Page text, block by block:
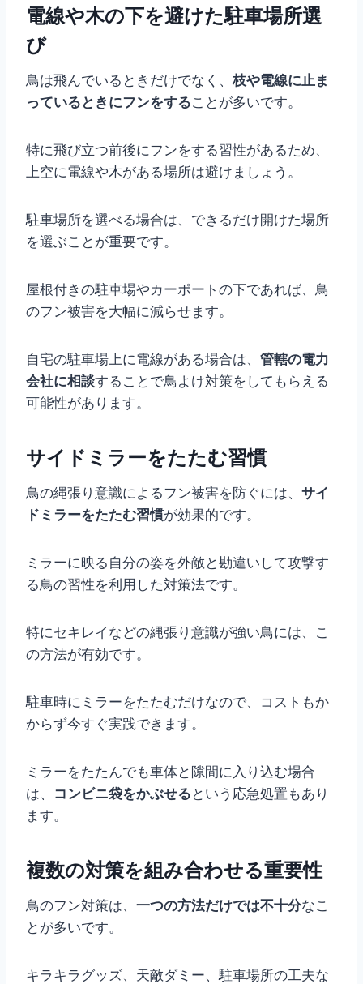
電線や木の下を避けた駐車場所選
び
鳥は飛んでいるときだけでなく、 枝や電線に止ま
っているときにフンをすることが多いです。
特に飛び立つ前後にフンをする習性があるため、
上空に電線や木がある場所は避けましょう。
駐車場所を選べる場合は、できるだけ開けた場所
を選ぶことが重要です。
屋根付きの駐車場やカーポートの下であれば、鳥
のフン被害を大幅に減らせます。
自宅の駐車場上に電線がある場合は、 管轄の電力
会社に相談することで鳥よけ対策をしてもらえる
可能性があります。
サイドミラーをたたむ習慣
鳥の縄張り意識によるフン被害を防ぐには、 サイ
ドミラーをたたむ習慣が効果的です。
ミラーに映る自分の姿を外敵と勘違いして攻撃す
る鳥の習性を利用した対策法です。
特にセキレイなどの縄張り意識が強い鳥には、こ
の方法が有効です。
駐車時にミラーをたたむだけなので、コストもか
からず今すぐ実践できます。
ミラーをたたんでも車体と隙間に入り込む場合
は、 コンビニ袋をかぶせる という応急処置もあり
ます。
複数の対策を組み合わせる重要性
鳥のフン対策は、 一つの方法だけでは不十分なこ
とが多いです。
キラキラグッズ、天敵ダミー、駐車場所の工夫な